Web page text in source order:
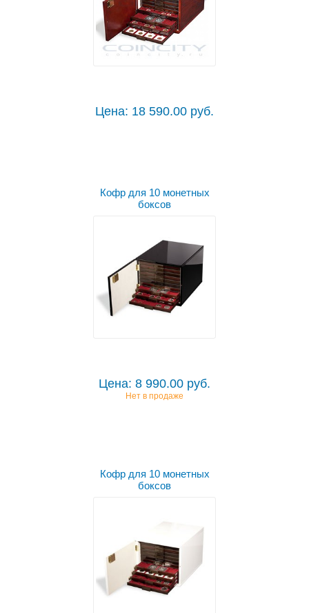
Цена: 18 590.00 руб.
Кофр для 10 монетных
боксов
Цена: 8 990.00 руб.
Нет в продаже
Кофр для 10 монетных
боксов